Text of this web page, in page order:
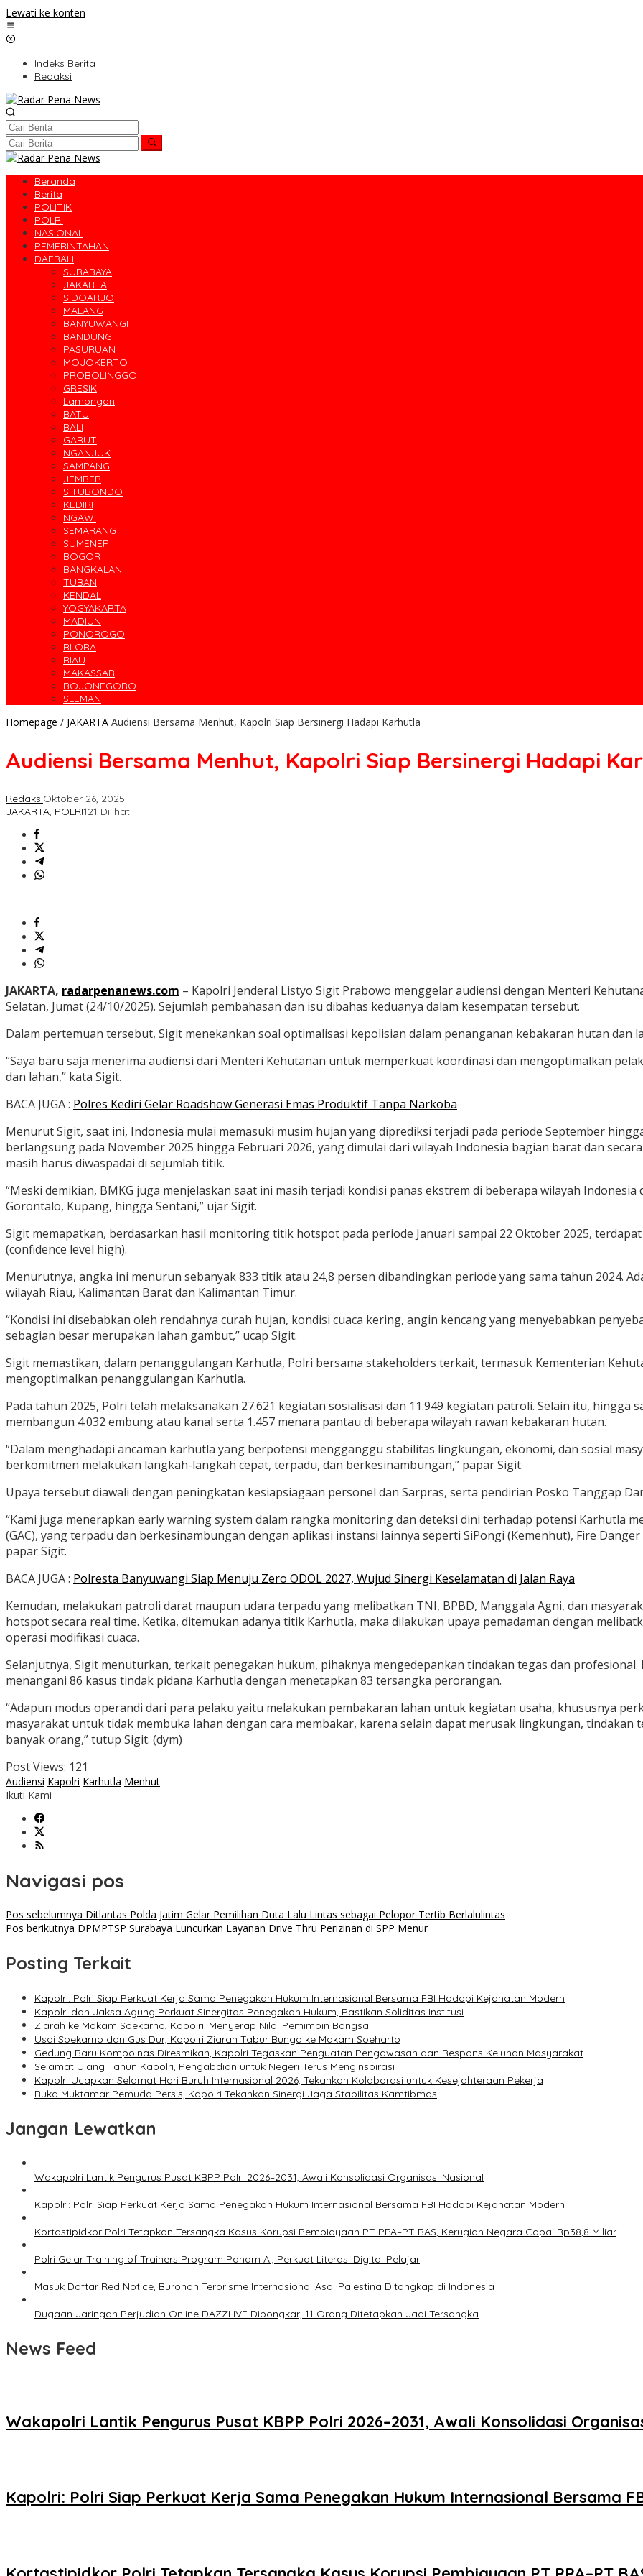
Lewati ke konten
Indeks Berita
Redaksi
Beranda
Berita
POLITIK
POLRI
NASIONAL
PEMERINTAHAN
DAERAH
SURABAYA
JAKARTA
SIDOARJO
MALANG
BANYUWANGI
BANDUNG
PASURUAN
MOJOKERTO
PROBOLINGGO
GRESIK
Lamongan
BATU
BALI
GARUT
NGANJUK
SAMPANG
JEMBER
SITUBONDO
KEDIRI
NGAWI
SEMARANG
SUMENEP
BOGOR
BANGKALAN
TUBAN
KENDAL
YOGYAKARTA
MADIUN
PONOROGO
BLORA
RIAU
MAKASSAR
BOJONEGORO
SLEMAN
Homepage / JAKARTA Audiensi Bersama Menhut, Kapolri Siap Bersinergi Hadapi Karhutla
Audiensi Bersama Menhut, Kapolri Siap Bersinergi Hadapi
RedaksiOktober 26, 2025
JAKARTA, POLRI121 Dilihat
JAKARTA, radarpenanews.com – Kapolri Jenderal Listyo Sigit Prabowo menggelar audiensi dengan Menteri
Selatan, Jumat (24/10/2025). Sejumlah pembahasan dan isu dibahas keduanya dalam kesempatan tersebut.
Dalam pertemuan tersebut, Sigit menekankan soal optimalisasi kepolisian dalam penanganan kebakaran hutan dan
“Saya baru saja menerima audiensi dari Menteri Kehutanan untuk memperkuat koordinasi dan mengoptimalkan
dan lahan,” kata Sigit.
BACA JUGA : Polres Kediri Gelar Roadshow Generasi Emas Produktif Tanpa Narkoba
Menurut Sigit, saat ini, Indonesia mulai memasuki musim hujan yang diprediksi terjadi pada periode September
berlangsung pada November 2025 hingga Februari 2026, yang dimulai dari wilayah Indonesia bagian barat dan
masih harus diwaspadai di sejumlah titik.
“Meski demikian, BMKG juga menjelaskan saat ini masih terjadi kondisi panas ekstrem di beberapa wilayah
Gorontalo, Kupang, hingga Sentani,” ujar Sigit.
Sigit memapatkan, berdasarkan hasil monitoring titik hotspot pada periode Januari sampai 22 Oktober 2025,
(confidence level high).
Menurutnya, angka ini menurun sebanyak 833 titik atau 24,8 persen dibandingkan periode yang sama tahun 2024.
wilayah Riau, Kalimantan Barat dan Kalimantan Timur.
“Kondisi ini disebabkan oleh rendahnya curah hujan, kondisi cuaca kering, angin kencang yang menyebabkan
sebagian besar merupakan lahan gambut,” ucap Sigit.
Sigit memastikan, dalam penanggulangan Karhutla, Polri bersama stakeholders terkait, termasuk Kementerian
mengoptimalkan penanggulangan Karhutla.
Pada tahun 2025, Polri telah melaksanakan 27.621 kegiatan sosialisasi dan 11.949 kegiatan patroli. Selain itu,
membangun 4.032 embung atau kanal serta 1.457 menara pantau di beberapa wilayah rawan kebakaran hutan.
“Dalam menghadapi ancaman karhutla yang berpotensi mengganggu stabilitas lingkungan, ekonomi, dan sosial
berkomitmen melakukan langkah-langkah cepat, terpadu, dan berkesinambungan,” papar Sigit.
Upaya tersebut diawali dengan peningkatan kesiapsiagaan personel dan Sarpras, serta pendirian Posko Tanggap
“Kami juga menerapkan early warning system dalam rangka monitoring dan deteksi dini terhadap potensi Karhutla
(GAC), yang terpadu dan berkesinambungan dengan aplikasi instansi lainnya seperti SiPongi (Kemenhut), Fire Danger
papar Sigit.
BACA JUGA : Polresta Banyuwangi Siap Menuju Zero ODOL 2027, Wujud Sinergi Keselamatan di Jalan Raya
Kemudan, melakukan patroli darat maupun udara terpadu yang melibatkan TNI, BPBD, Manggala Agni, dan
hotspot secara real time. Ketika, ditemukan adanya titik Karhutla, maka dilakukan upaya pemadaman dengan
operasi modifikasi cuaca.
Selanjutnya, Sigit menuturkan, terkait penegakan hukum, pihaknya mengedepankan tindakan tegas dan profesional.
menangani 86 kasus tindak pidana Karhutla dengan menetapkan 83 tersangka perorangan.
“Adapun modus operandi dari para pelaku yaitu melakukan pembakaran lahan untuk kegiatan usaha, khususnya
masyarakat untuk tidak membuka lahan dengan cara membakar, karena selain dapat merusak lingkungan, tindakan
banyak orang,” tutup Sigit. (dym)
Post Views: 121
Audiensi Kapolri Karhutla Menhut
Ikuti Kami
Navigasi pos
Pos sebelumnya Ditlantas Polda Jatim Gelar Pemilihan Duta Lalu Lintas sebagai Pelopor Tertib Berlalulintas
Pos berikutnya DPMPTSP Surabaya Luncurkan Layanan Drive Thru Perizinan di SPP Menur
Posting Terkait
Kapolri: Polri Siap Perkuat Kerja Sama Penegakan Hukum Internasional Bersama FBI Hadapi Kejahatan Modern
Kapolri dan Jaksa Agung Perkuat Sinergitas Penegakan Hukum, Pastikan Soliditas Institusi
Ziarah ke Makam Soekarno, Kapolri: Menyerap Nilai Pemimpin Bangsa
Usai Soekarno dan Gus Dur, Kapolri Ziarah Tabur Bunga ke Makam Soeharto
Gedung Baru Kompolnas Diresmikan, Kapolri Tegaskan Penguatan Pengawasan dan Respons Keluhan Masyarakat
Selamat Ulang Tahun Kapolri, Pengabdian untuk Negeri Terus Menginspirasi
Kapolri Ucapkan Selamat Hari Buruh Internasional 2026, Tekankan Kolaborasi untuk Kesejahteraan Pekerja
Buka Muktamar Pemuda Persis, Kapolri Tekankan Sinergi Jaga Stabilitas Kamtibmas
Jangan Lewatkan
Wakapolri Lantik Pengurus Pusat KBPP Polri 2026–2031, Awali Konsolidasi Organisasi Nasional
Kapolri: Polri Siap Perkuat Kerja Sama Penegakan Hukum Internasional Bersama FBI Hadapi Kejahatan Modern
Kortastipidkor Polri Tetapkan Tersangka Kasus Korupsi Pembiayaan PT PPA–PT BAS, Kerugian Negara Capai Rp38,8 Miliar
Polri Gelar Training of Trainers Program Paham AI, Perkuat Literasi Digital Pelajar
Masuk Daftar Red Notice, Buronan Terorisme Internasional Asal Palestina Ditangkap di Indonesia
Dugaan Jaringan Perjudian Online DAZZLIVE Dibongkar, 11 Orang Ditetapkan Jadi Tersangka
News Feed
Wakapolri Lantik Pengurus Pusat KBPP Polri 2026–2031, Awali Konsolidasi
Kapolri: Polri Siap Perkuat Kerja Sama Penegakan Hukum Internasional Bersama